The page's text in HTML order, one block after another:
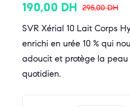
295,00DH
190,00 DH
SVR Xérial 10 Lait Corps
enrichi en urée 10 % qui
adoucit et protège la peau
quotidien.